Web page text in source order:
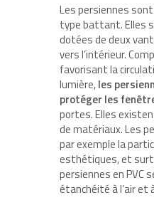
Les persiennes
type battant. Elles
dotées de deux
vers l’intérieur.
favorisant la
lumière,les
protéger les
portes. Elles
de matériaux. Les
par exemple la
esthétiques, et
persiennes en PVC
étanchéité à l’air et